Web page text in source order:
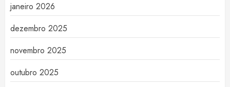
janeiro 2026
dezembro 2025
novembro 2025
outubro 2025